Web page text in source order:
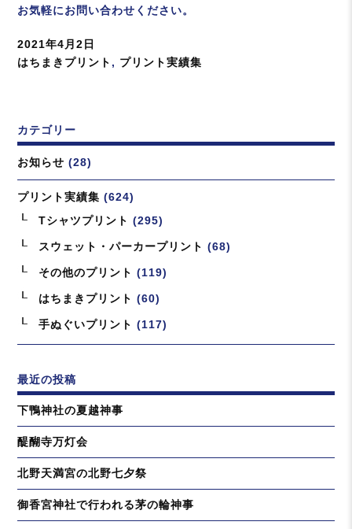
お気軽にお問い合わせください。
投
稿
2021年4月2日
カ
ー
はちまきプリント , プリント実績集
カテゴリー
お知らせ (28)
プリント実績集 (624)
Tシャツプリント (295)
スウェット・パーカープリント (68)
その他のプリント (119)
はちまきプリント (60)
手ぬぐいプリント (117)
最近の投稿
下鴨神社の夏越神事
醍醐寺万灯会
北野天満宮の北野七夕祭
御香宮神社で行われる茅の輪神事